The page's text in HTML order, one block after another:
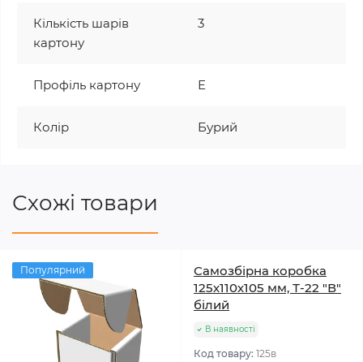
Кількість шарів
картону
3
Профіль картону Е
Колір Бурий
Схожі товари
Популярний
Самозбірна коробка
125х110х105 мм, Т-22 "В"
білий
В наявності
Код товару: 125в